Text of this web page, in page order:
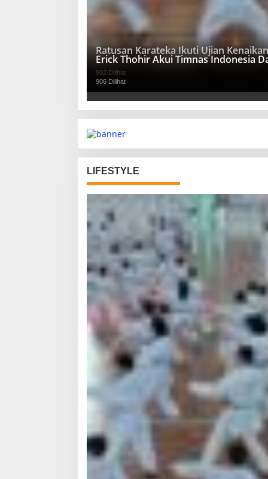
Ratusan Karateka Ikuti Ujian
982 Dilihat
Erick Thohir Akui Timnas Indonesia
906 Dilihat
LIFESTYLE